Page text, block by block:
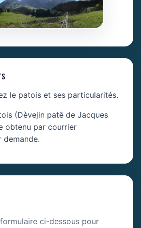
le patois et ses particularités.
(Dèvejin patê de Jacques
obtenu par courrier
demande.
ci-dessous pour